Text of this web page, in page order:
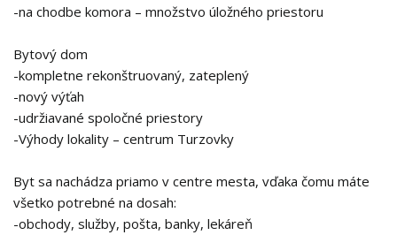
-na chodbe komora – množstvo úložného priestoru
Bytový dom
-kompletne rekonštruovaný, zateplený
-nový výťah
-udržiavané spoločné priestory
-Výhody lokality – centrum Turzovky
Byt sa nachádza priamo v centre mesta, vďaka čomu máte
všetko potrebné na dosah:
-obchody, služby, pošta, banky, lekáreň